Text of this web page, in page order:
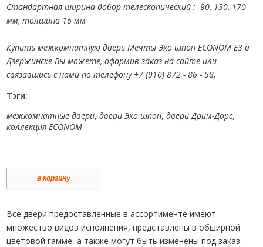
Стандартная ширина добор телескопический : 90, 130, 170
мм, толщина 16 мм
Купить межкомнатную дверь Мечты Эко шпон ECONOM E3 в
Дзержинске Вы можете, оформив заказ на сайте или
связавшись с нами по телефону +7 (910) 872 - 86 - 58.
Тэги:
межкомнатные двери,двери Эко шпон,двери Дрим-Дорс,
коллекция ECONOM
в корзину
Все двери предоставленные в ассортименте имеют
множество видов исполнения, представлены в обширной
цветовой гамме, а также могут быть изменены под заказ.